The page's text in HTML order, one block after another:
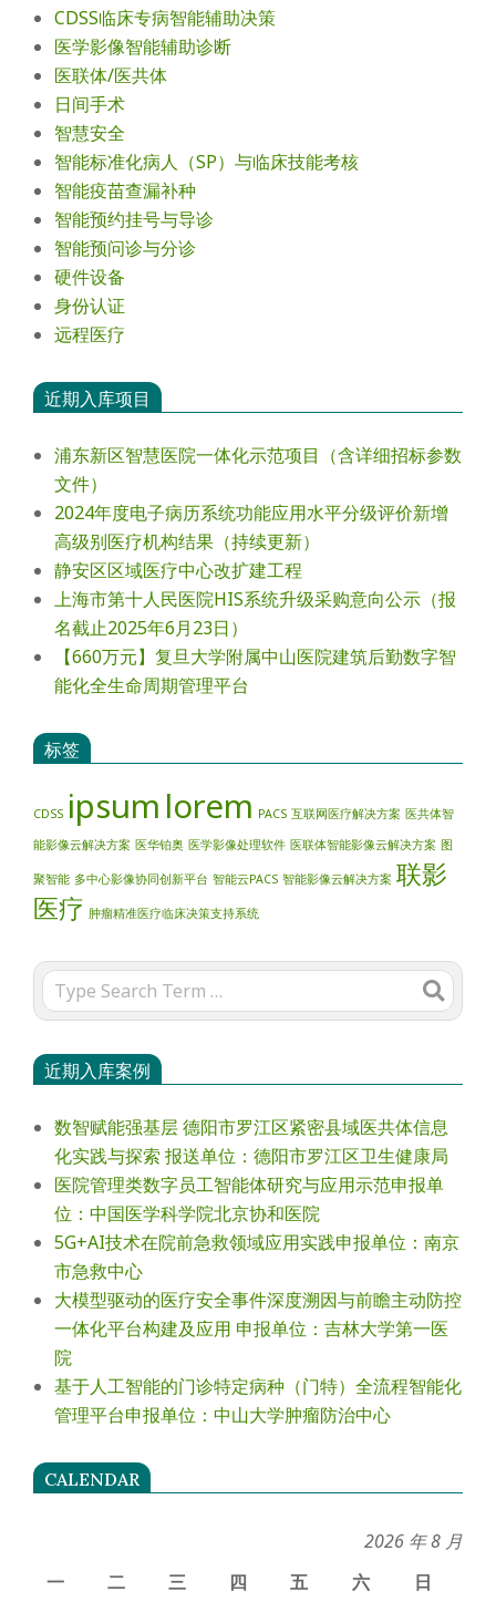
CDSS临床专病智能辅助决策
医学影像智能辅助诊断
医联体/医共体
日间手术
智慧安全
智能标准化病人（SP）与临床技能考核
智能疫苗查漏补种
智能预约挂号与导诊
智能预问诊与分诊
硬件设备
身份认证
远程医疗
近期入库项目
浦东新区智慧医院一体化示范项目（含详细招标参数
文件）
2024年度电⼦病历系统功能应⽤⽔平分级评价新增
⾼级别医疗机构结果（持续更新）
静安区区域医疗中心改扩建工程
上海市第十人民医院HIS系统升级采购意向公示（报
名截止2025年6月23日）
【660万元】复旦大学附属中山医院建筑后勤数字智
能化全生命周期管理平台
标签
CDSS ipsum lorem PACS 互联网医疗解决方案 医共体智
能影像云解决方案 医华铂奥 医学影像处理软件 医联体智能影像云解决方案 图
聚智能 多中心影像协同创新平台 智能云PACS 智能影像云解决方案 联影
医疗 肿瘤精准医疗临床决策支持系统
Search
近期入库案例
数智赋能强基层 德阳市罗江区紧密县域医共体信息
化实践与探索 报送单位：德阳市罗江区卫生健康局
医院管理类数字员工智能体研究与应用示范申报单
位：中国医学科学院北京协和医院
5G+AI技术在院前急救领域应用实践申报单位：南京
市急救中心
大模型驱动的医疗安全事件深度溯因与前瞻主动防控
一体化平台构建及应用 申报单位：吉林大学第一医
院
基于人工智能的门诊特定病种（门特）全流程智能化
管理平台申报单位：中山大学肿瘤防治中心
CALENDAR
2026 年 8 月
一
二 三 四 五 六
日